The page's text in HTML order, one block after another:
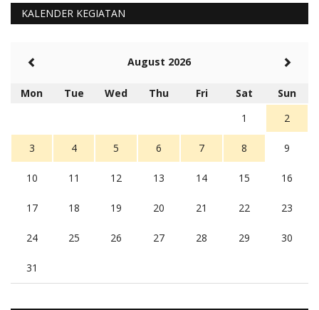
KALENDER KEGIATAN
August 2026
Mon Tue Wed Thu Fri Sat
Sun
1
2
3 4 5 6 7 8 9
10 11 12 13 14 15 16
17 18 19 20 21 22 23
24 25 26 27 28 29 30
31